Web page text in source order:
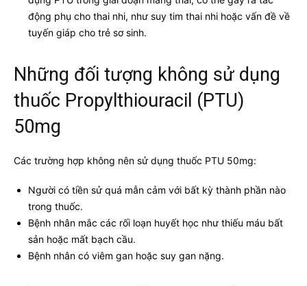
động phụ cho thai nhi, như suy tim thai nhi hoặc vấn đề về
tuyến giáp cho trẻ sơ sinh.
Những đối tượng không sử dụng
thuốc Propylthiouracil (PTU)
50mg
Các trường hợp không nên sử dụng thuốc PTU 50mg:
Người có tiền sử quá mẫn cảm với bất kỳ thành phần nào
trong thuốc.
Bệnh nhân mắc các rối loạn huyết học như thiếu máu bất
sản hoặc mất bạch cầu.
Bệnh nhân có viêm gan hoặc suy gan nặng.